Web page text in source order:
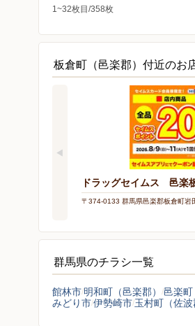
1~32枚目/358枚
板倉町（邑楽郡）付近のお
ドラッグセイムス 邑楽
〒374-0133 群馬県邑楽郡板倉町岩
群馬県のチラシ一覧
館林市 明和町（邑楽郡） 邑楽町
みどり市伊勢崎市 玉村町（佐波